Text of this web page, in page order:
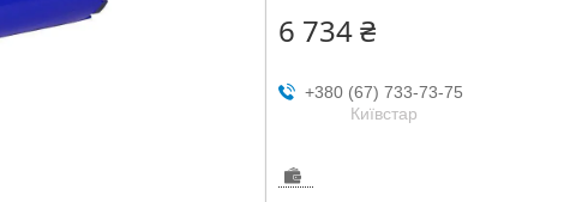
6 734 ₴
+380 (67) 733-73-75
Київстар